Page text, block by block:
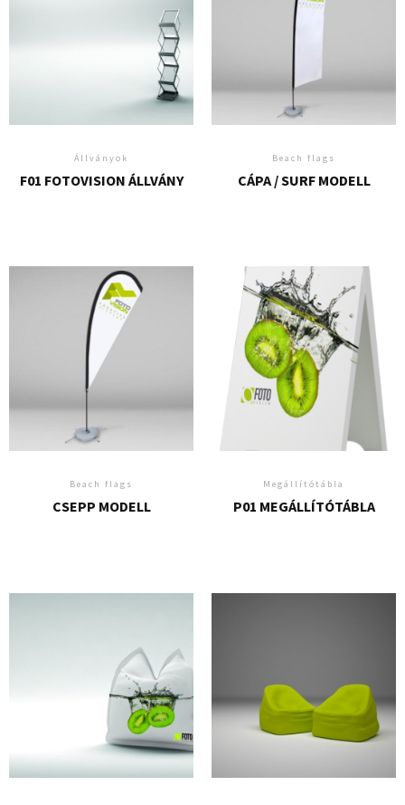
Állványok
F01 FOTOVISION ÁLLVÁNY
Beach flags
CÁPA / SURF MODELL
Beach flags
CSEPP MODELL
Megállítótábla
P01 MEGÁLLÍTÓTÁBLA